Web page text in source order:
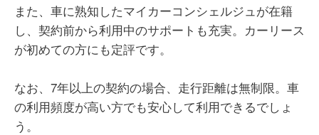
また、車に熟知したマイカーコンシェルジュが在籍
し、契約前から利用中のサポートも充実。カーリース
が初めての方にも定評です。
なお、7年以上の契約の場合、走行距離は無制限。車
の利用頻度が高い方でも安心して利用できるでしょ
う。